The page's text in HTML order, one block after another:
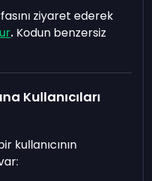
ziyaret ederek
. Kodun benzersiz
Kullanıcıları
kullanıcının